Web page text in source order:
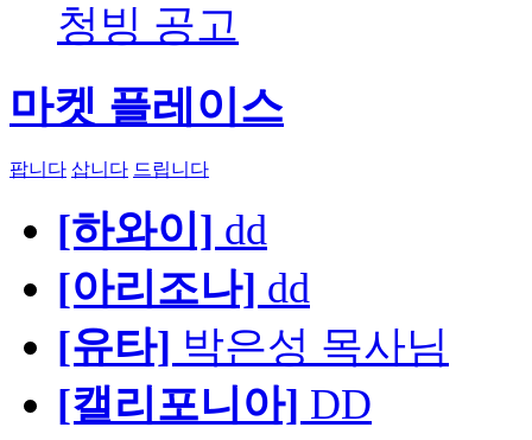
청빙 공고
마켓 플레이스
팝니다 삽니다 드립니다
[하와이] dd
[아리조나] dd
[유타] 박은성 목사님
[캘리포니아] DD